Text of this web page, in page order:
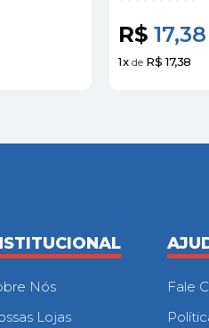
R$ 17,38
1x de R$ 17,38
Nós
Lojas
Fale